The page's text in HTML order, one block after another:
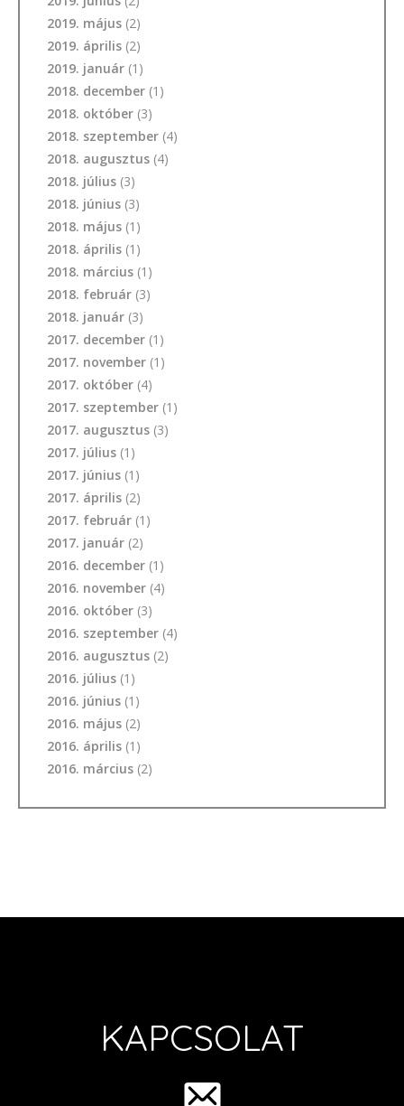
2019. május (2)
2019. április (2)
2019. január (1)
2018. december (1)
2018. október (3)
2018. szeptember (4)
2018. augusztus (4)
2018. július (3)
2018. június (3)
2018. május (1)
2018. április (1)
2018. március (1)
2018. február (3)
2018. január (3)
2017. december (1)
2017. november (1)
2017. október (4)
2017. szeptember (1)
2017. augusztus (3)
2017. július (1)
2017. június (1)
2017. április (2)
2017. február (1)
2017. január (2)
2016. december (1)
2016. november (4)
2016. október (3)
2016. szeptember (4)
2016. augusztus (2)
2016. július (1)
2016. június (1)
2016. május (2)
2016. április (1)
2016. március (2)
KAPCSOLAT